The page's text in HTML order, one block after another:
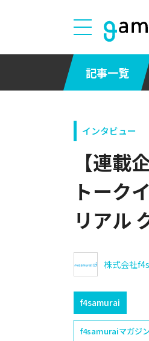
記事一覧
インタビュー
【連
トーク
リアル
株式会社
f4samurai
f4samuraiマガジン